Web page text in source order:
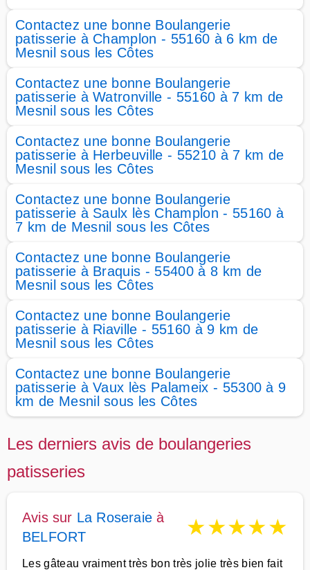
Contactez une bonne Boulangerie
patisserie à Champlon - 55160 à 6 km de
Mesnil sous les Côtes
Contactez une bonne Boulangerie
patisserie à Watronville - 55160 à 7 km de
Mesnil sous les Côtes
Contactez une bonne Boulangerie
patisserie à Herbeuville - 55210 à 7 km de
Mesnil sous les Côtes
Contactez une bonne Boulangerie
patisserie à Saulx lès Champlon - 55160 à
7 km de Mesnil sous les Côtes
Contactez une bonne Boulangerie
patisserie à Braquis - 55400 à 8 km de
Mesnil sous les Côtes
Contactez une bonne Boulangerie
patisserie à Riaville - 55160 à 9 km de
Mesnil sous les Côtes
Contactez une bonne Boulangerie
patisserie à Vaux lès Palameix - 55300 à 9
km de Mesnil sous les Côtes
Les derniers avis de boulangeries
patisseries
Avis sur La Roseraie à
BELFORT
★★★★★
Les gâteau vraiment très bon très jolie très bien fait